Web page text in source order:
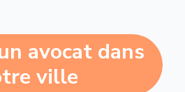
avocat dans
ville